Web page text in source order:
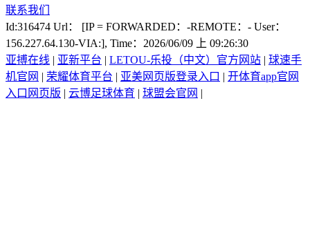
联系我们
Id:316474 Url： [IP = FORWARDED：-REMOTE：- User：
156.227.64.130-VIA:], Time：2026/06/09 上 09:26:30
亚搏在线 | 亚新平台 | LETOU-乐投（中文）官方网站 | 球速手
机官网 | 荣耀体育平台 | 亚美网页版登录入口 | 开体育app官网
入口网页版 | 云博足球体育 | 球盟会官网 |